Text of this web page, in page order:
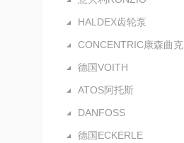
HALDEX齿轮泵
CONCENTRIC康森曲克
德国VOITH
ATOS阿托斯
DANFOSS
德国ECKERLE